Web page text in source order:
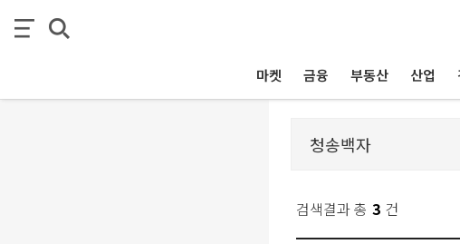
마켓 금융 부동산 산업
검색결과 총 3 건